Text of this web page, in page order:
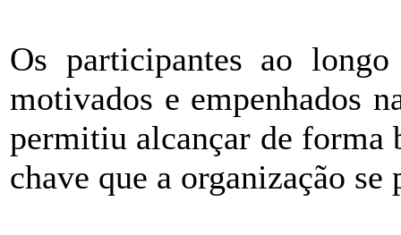
Os participantes ao
motivados e empenhados
permitiu alcançar de forma
chave que a organização se